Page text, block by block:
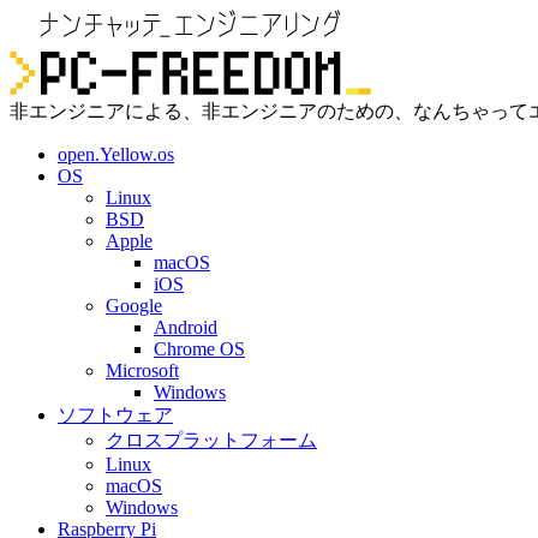
非エンジニアによる、非エンジニアのための、なんちゃって
open.Yellow.os
OS
Linux
BSD
Apple
macOS
iOS
Google
Android
Chrome OS
Microsoft
Windows
ソフトウェア
クロスプラットフォーム
Linux
macOS
Windows
Raspberry Pi